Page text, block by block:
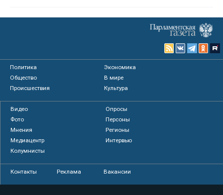
Политика
Экономика
Общество
В мире
Происшествия
Культура
Видео
Опросы
Фото
Персоны
Мнения
Регионы
Медиацентр
Интервью
Колумнисты
Контакты Реклама Вакансии